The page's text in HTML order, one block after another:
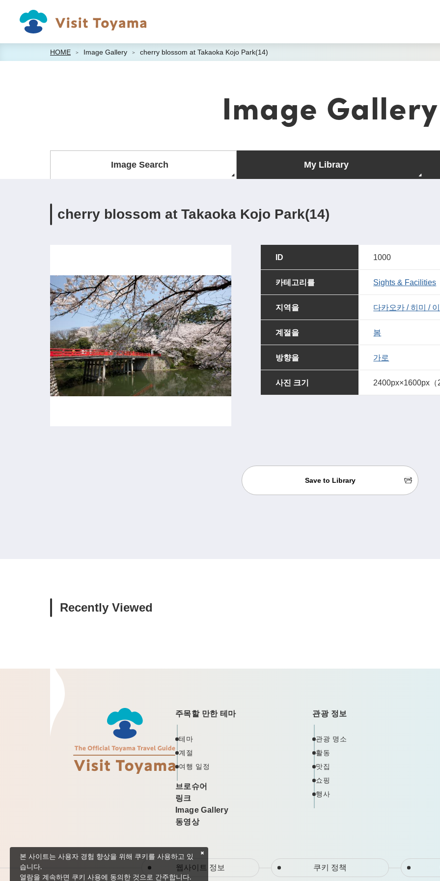
HOME Image Gallery cherry blossom at Takaoka Kojo Park(14)
Image Gallery
Image Search My Library
cherry blossom at Takaoka Kojo Park(14)
ID 1000
카테고리를 Sights & Facilities
지역을 다카오카 / 히미 /
계절을 봄
방향을 가로
사진 크기 2400px×1600px（
Save to Library
Recently Viewed
주목할 만한 테마
테마
계절
여행 일정
브로슈어
링크
Image Gallery
동영상
관광 정보
관광 명소
활동
맛집
쇼핑
행사
웹사이트 정보 쿠키 정책
본 사이트는 사용자 경험 향상을 위해 쿠키를 사용하고 있
습니다.
열람을 계속하면 쿠키 사용에 동의한 것으로 간주합니다.